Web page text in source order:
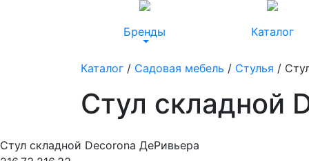
Бренды Каталог
Каталог / Садовая мебель / Стулья /
Стул складной
Стул складной Decorona ДеРивьера